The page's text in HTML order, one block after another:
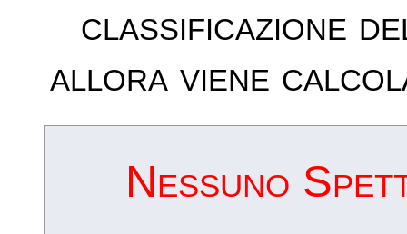
classificazione
allora viene
Nessuno